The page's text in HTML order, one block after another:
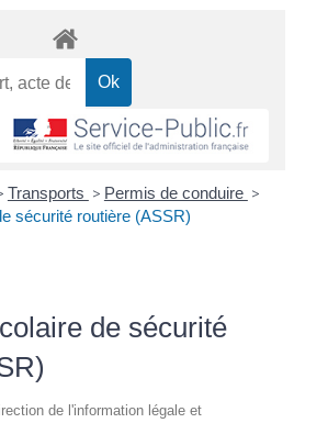
Transports > Permis de conduire >
sécurité routière (ASSR)
de sécurité
de l'information légale et